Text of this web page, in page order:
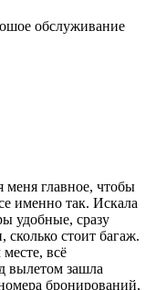
обслуживание
меня главное, чтобы
именно так. Искала
удобные, сразу
сколько стоит багаж.
всё
вылетом зашла
бронирований,